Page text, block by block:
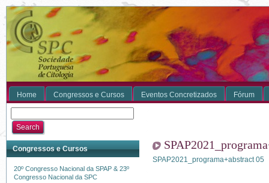
Home Congressos e Cursos Eventos Concretizados Fórum
Congressos e Cursos
20º Congresso Nacional da SPAP & 23º
Congresso Nacional da SPC
SPAP2021_programa+abstract 05